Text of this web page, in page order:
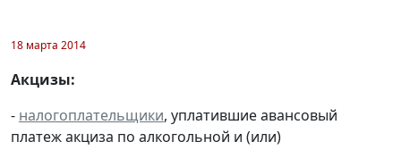
18 марта 2014
Акцизы:
- налогоплательщики, уплатившие авансовый
платеж акциза по алкогольной и (или)